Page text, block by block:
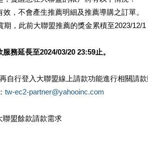
，不會產生推薦明細及推薦導購之訂單。
，此前大聯盟推薦的獎金累積至2023/12/1
務延長至2024/03/20 23:59止。
自行登入大聯盟線上請款功能進行相關請
tw-ec2-partner@yahooinc.com
聯盟餘款請款需求